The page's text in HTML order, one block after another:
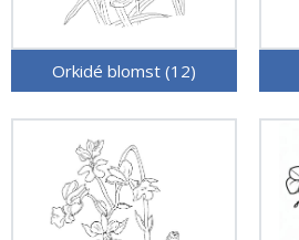
Orkidé blomst (12)